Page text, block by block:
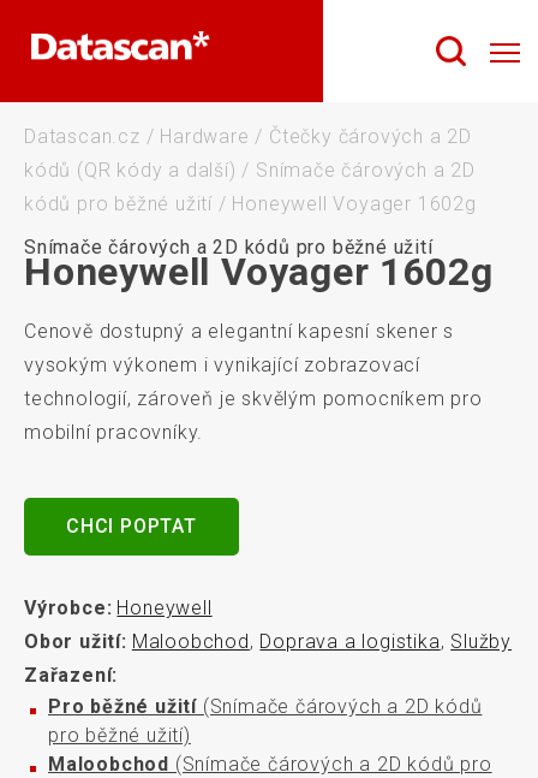
Datascan.cz / Hardware / Čtečky čárových a 2D
kódů (QR kódy a další) / Snímače čárových a 2D
kódů pro běžné užití / Honeywell Voyager 1602g
Snímače čárových a 2D kódů pro běžné užití
Honeywell Voyager 1602g
Cenově dostupný a elegantní kapesní skener s
vysokým výkonem i vynikající zobrazovací
technologií, zároveň je skvělým pomocníkem pro
mobilní pracovníky.
CHCI POPTAT
Výrobce: Honeywell
Obor užití: Maloobchod , Doprava a logistika, Služby
Zařazení:
Pro běžné užití (Snímače čárových a 2D kódů
pro běžné užití)
Maloobchod (Snímače čárových a 2D kódů pro